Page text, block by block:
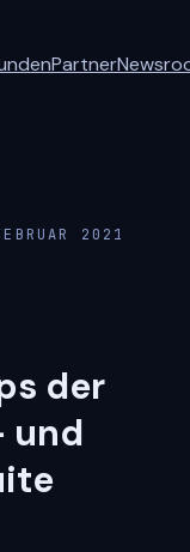
Partner
2021
der
und